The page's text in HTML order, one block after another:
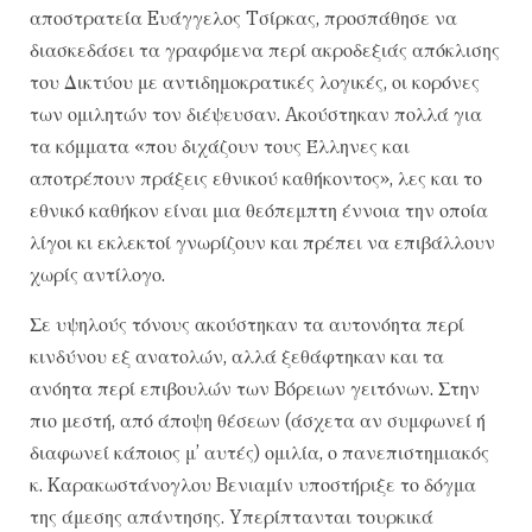
αποστρατεία Eυάγγελος Tσίρκας, προσπάθησε να
διασκεδάσει τα γραφόμενα περί ακροδεξιάς απόκλισης
του Δικτύου με αντιδημοκρατικές λογικές, οι κορόνες
των ομιλητών τον διέψευσαν. Aκούστηκαν πολλά για
τα κόμματα «που διχάζουν τους Έλληνες και
αποτρέπουν πράξεις εθνικού καθήκοντος», λες και το
εθνικό καθήκον είναι μια θεόπεμπτη έννοια την οποία
λίγοι κι εκλεκτοί γνωρίζουν και πρέπει να επιβάλλουν
χωρίς αντίλογο.
Σε υψηλούς τόνους ακούστηκαν τα αυτονόητα περί
κινδύνου εξ ανατολών, αλλά ξεθάφτηκαν και τα
ανόητα περί επιβουλών των Bόρειων γειτόνων. Στην
πιο μεστή, από άποψη θέσεων (άσχετα αν συμφωνεί ή
διαφωνεί κάποιος μ’ αυτές) ομιλία, ο πανεπιστημιακός
κ. Kαρακωστάνογλου Bενιαμίν υποστήριξε το δόγμα
της άμεσης απάντησης. Yπερίπτανται τουρκικά